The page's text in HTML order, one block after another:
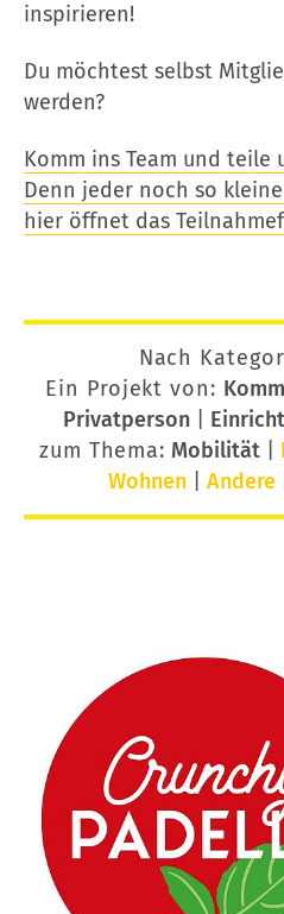
inspirieren!
Du möchtest selbst
werden?
Komm ins Team und teile
Denn jeder noch so
hier öffnet das
Nach
Ein Projekt von:
Privatperson|
zum Thema: Mobilität
Wohnen| Andere|